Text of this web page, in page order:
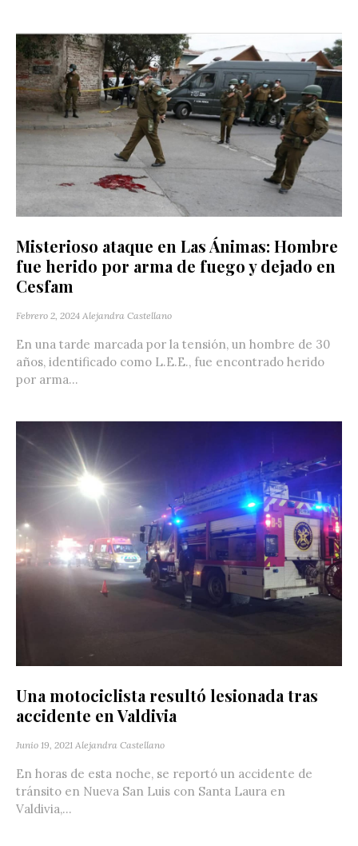
Misterioso ataque en Las Ánimas: Hombre
fue herido por arma de fuego y dejado en
Cesfam
Febrero 2, 2024 Alejandra Castellano
En una tarde marcada por la tensión, un hombre de 30
años, identificado como L.E.E., fue encontrado herido
por arma...
Una motociclista resultó lesionada tras
accidente en Valdivia
Junio 19, 2021 Alejandra Castellano
En horas de esta noche, se reportó un accidente de
tránsito en Nueva San Luis con Santa Laura en
Valdivia,...